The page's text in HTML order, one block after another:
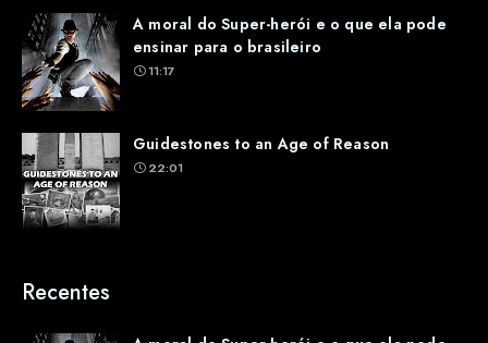
A moral do Super-herói e o que ela pode
ensinar para o brasileiro
11:17
Guidestones to an Age of Reason
22:01
Recentes